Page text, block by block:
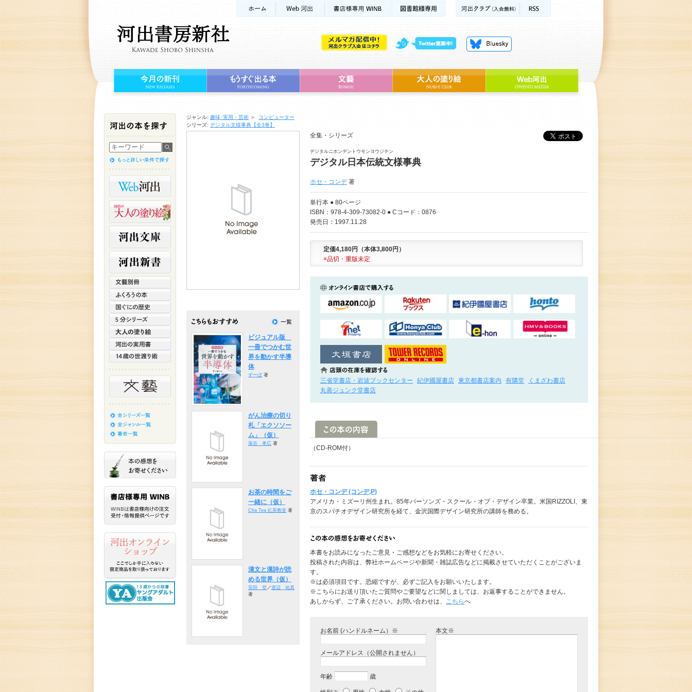
ジャンル: 趣味･実用・芸術 ＞
コンピューター
シリーズ: デジタル文様事典【全3巻】
全集・シリーズ
デジタルニホンデントウモンヨウジテン
デジタル日本伝統文様事典
ホセ・コンデ著
単行本 ● 80ページ
ISBN：978-4-309-73082-0 ● Cコード：0876
発売日：1997.11.28
定価4,180円（本体3,800円）
×品切・重版未定
三省堂書店・岩波ブックセンター 紀伊國屋書店 東京都書店案内 有隣堂
くまざわ書店
丸善ジュンク堂書店
（CD-ROM付）
ホセ・コンデ (コンデ,P)
アメリカ・ミズーリ州生まれ。85年パーソンズ・スクール・オブ・デザイン卒業。米国RIZZOLI、東
京のスパチオデザイン研究所を経て、金沢国際デザイン研究所の講師を務める。
本書をお読みになったご意見・ご感想などをお気軽にお寄せください。
投稿された内容は、弊社ホームページや新聞・雑誌広告などに掲載させていただくことがございま
す。
※は必須項目です。恐縮ですが、必ずご記入をお願いいたします。
※こちらにお送り頂いたご質問やご要望などに関しましては、お返事することができません。
あしからず、ご了承ください。お問い合わせは、 こちらへ
お名前 (ハンドルネーム）※
メールアドレス（公開されません）
年齢 歳
本文※
ビジュアル版
一冊でつかむ世
界を動かす半導
体
ずーぼ著
がん治療の切り
札「エクソソー
ム」（仮）
落谷 孝広 著
お茶の時間をご
一緒に（仮）
Cha Tea 紅茶教室 著
漢文と漢詩が読
める世界（仮）
安田 登／渡辺 祐真
著